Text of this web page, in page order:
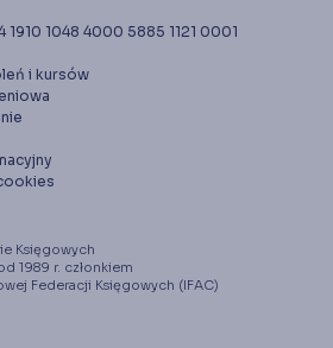
1910 1048 4000 5885 1121 0001
i kursów
Księgowych
1989 r. członkiem
Federacji Księgowych (IFAC)